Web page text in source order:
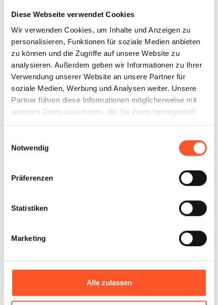
Diese Webseite verwendet Cookies
Wir verwenden Cookies, um Inhalte und Anzeigen zu
personalisieren, Funktionen für soziale Medien anbieten
zu können und die Zugriffe auf unsere Website zu
analysieren. Außerdem geben wir Informationen zu Ihrer
Verwendung unserer Website an unsere Partner für
soziale Medien, Werbung und Analysen weiter. Unsere
Partner führen diese Informationen möglicherweise mit
weiteren Daten zusammen, die Sie ihnen bereitgestellt
haben oder die sie im Rahmen Ihrer Nutzung der Dienste
Notwendig
Präferenzen
Statistiken
Marketing
Alle zulassen
Soft Drinks